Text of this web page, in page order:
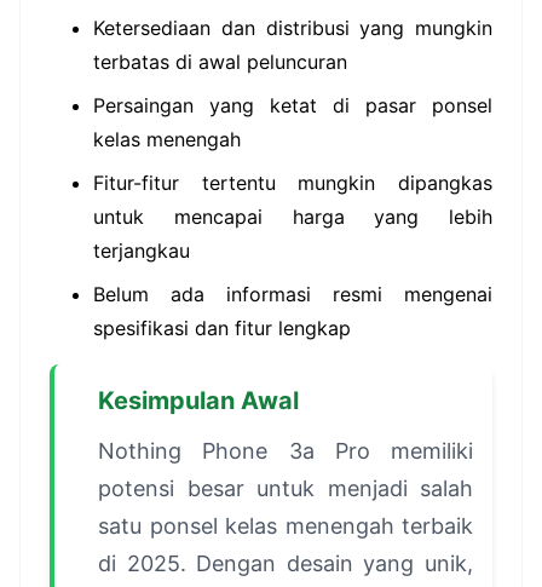
Ketersediaan dan distribusi yang mungkin
terbatas di awal peluncuran
Persaingan yang ketat di pasar ponsel
kelas menengah
Fitur-fitur tertentu mungkin dipangkas
untuk mencapai harga yang lebih
terjangkau
Belum ada informasi resmi mengenai
spesifikasi dan fitur lengkap
Kesimpulan Awal
Nothing Phone 3a Pro memiliki
potensi besar untuk menjadi salah
satu ponsel kelas menengah terbaik
di 2025. Dengan desain yang unik,